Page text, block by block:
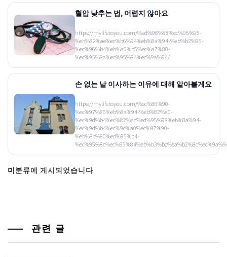
혈압 낮추는 법, 어렵지 않아요
https://mylifetoyou.com/%ed%98%88%ec%95%95-
%eb%82%ae%ec%b6%94%eb%8a%94-%eb%b2%95-
%ec%96%b4%eb%a0%b5%ec%a7%80-
%ec%95%8a%ec%95%84%ec%9a%94/
손 없는 날 이사하는 이유에 대해 알아볼게요
https://mylifetoyou.com/%ec%86%90-
%ec%97%86%eb%8a%94-%eb%82%a0-
%ec%9d%b4%ec%82%ac%ed%95%98%eb%8a%94-
%ec%9d%b4%ec%9c%a0%ec%97%90-
%eb%8c%80%ed%95%b4-
미분류에 게시되었습니다
관련 글